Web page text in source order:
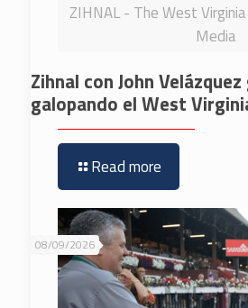
ZIHNAL - The West
Media
Zihnal con John
galopando el West
Read more
08/09/2026